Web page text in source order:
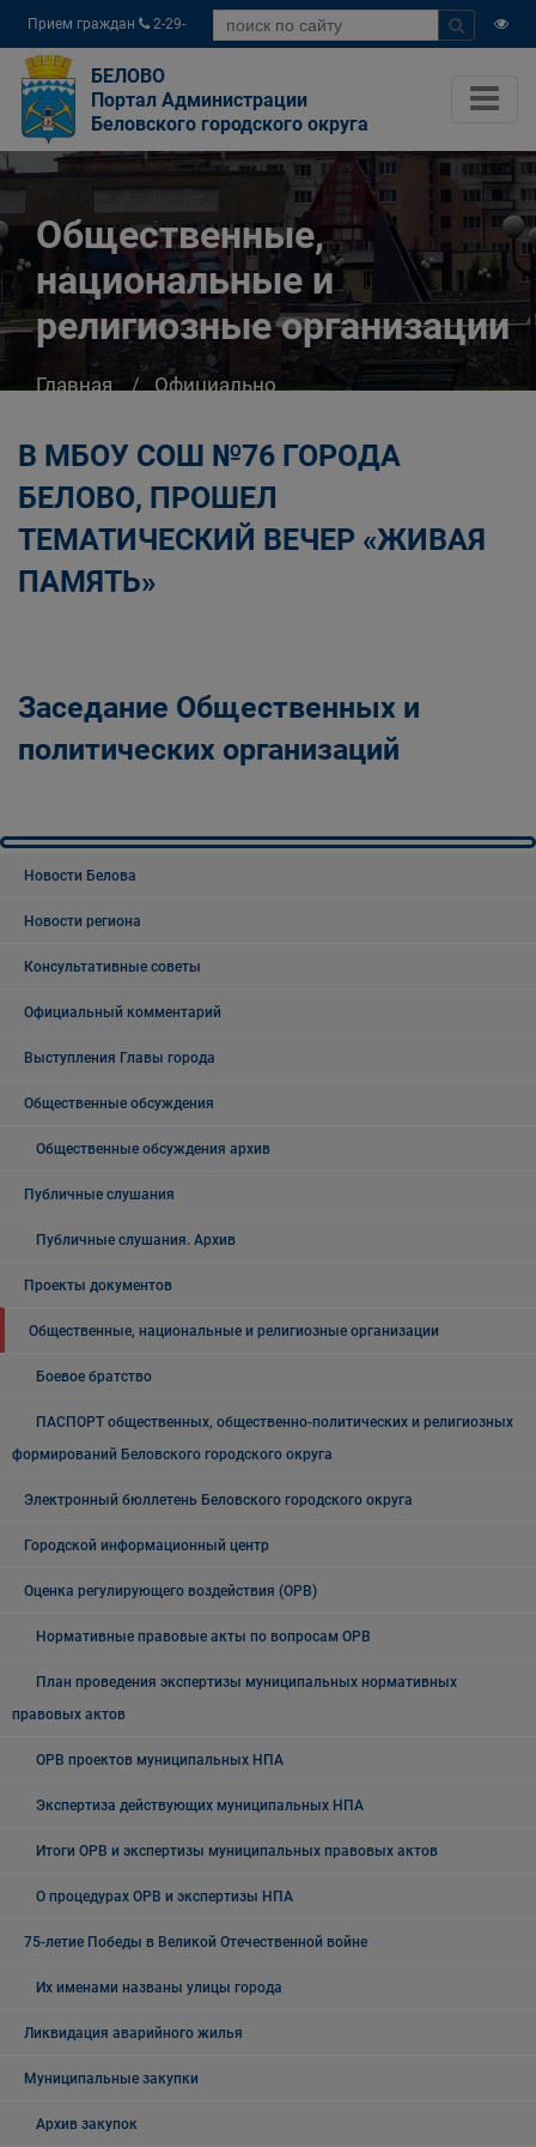
Прием граждан
2-29-
04
БЕЛОВО
Портал Администрации
Беловского городского округа
Общественные,
национальные и
религиозные организации
Главная
Официально
организации
В МБОУ СОШ №76 ГОРОДА
БЕЛОВО, ПРОШЕЛ
ТЕМАТИЧЕСКИЙ ВЕЧЕР «ЖИВАЯ
ПАМЯТЬ»
Заседание Общественных и
политических организаций
Новости Белова
Новости региона
Консультативные советы
Официальный комментарий
Выступления Главы города
Общественные обсуждения
Общественные обсуждения архив
Публичные слушания
Публичные слушания. Архив
Проекты документов
Общественные, национальные и религиозные организации
Боевое братство
ПАСПОРТ общественных, общественно-политических и религиозных
формирований Беловского городского округа
Электронный бюллетень Беловского городского округа
Городской информационный центр
Оценка регулирующего воздействия (ОРВ)
Нормативные правовые акты по вопросам ОРВ
План проведения экспертизы муниципальных нормативных
правовых актов
ОРВ проектов муниципальных НПА
Экспертиза действующих муниципальных НПА
Итоги ОРВ и экспертизы муниципальных правовых актов
О процедурах ОРВ и экспертизы НПА
75-летие Победы в Великой Отечественной войне
Их именами названы улицы города
Ликвидация аварийного жилья
Муниципальные закупки
Архив закупок